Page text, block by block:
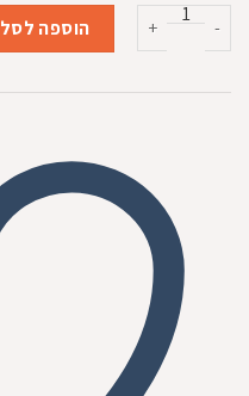
המקורי
היה:
₪6.00.
הנוכחי
הוא:
₪5.50.
כמות של פנסי פיסט גריל קצוץ 85 גרם
הוספה לסל